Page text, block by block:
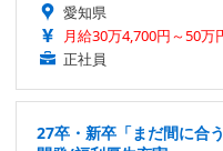
愛知県
月給30万4,700円～50万
正社員
27卒・新卒「まだ間に合